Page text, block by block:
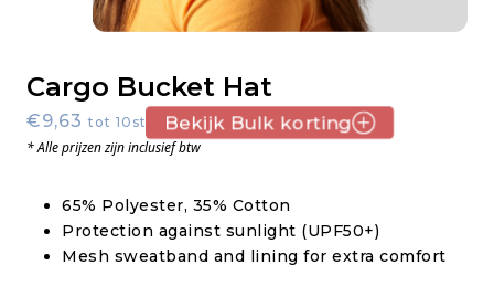
Cargo Bucket Hat
€9,63tot 10st. Bekijk Bulk korting
* Alle prijzen zijn inclusief btw
65% Polyester, 35% Cotton
Protection against sunlight (UPF50+)
Mesh sweatband and lining for extra comfort